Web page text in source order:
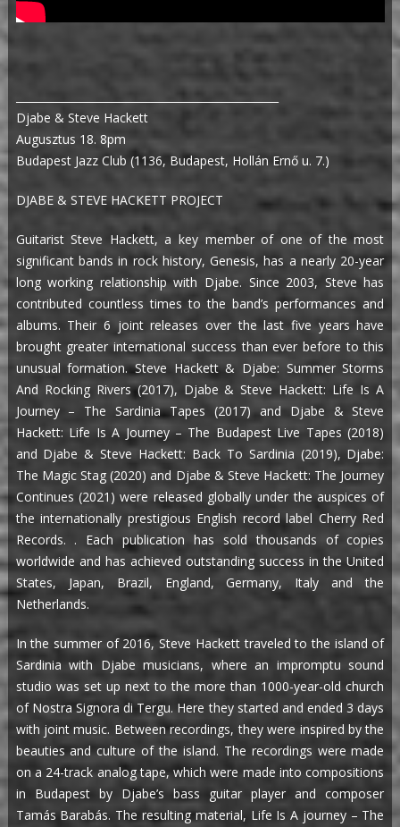
Djabe & Steve Hackett
Augusztus 18. 8pm
Budapest Jazz Club (1136, Budapest, Hollán Ernő u. 7.)
DJABE & STEVE HACKETT PROJECT
Guitarist Steve Hackett, a key member of one of the most
significant bands in rock history, Genesis, has a nearly 20-year
long working relationship with Djabe. Since 2003, Steve has
contributed countless times to the band’s performances and
albums. Their 6 joint releases over the last five years have
brought greater international success than ever before to this
unusual formation. Steve Hackett & Djabe: Summer Storms
And Rocking Rivers (2017), Djabe & Steve Hackett: Life Is A
Journey – The Sardinia Tapes (2017) and Djabe & Steve
Hackett: Life Is A Journey – The Budapest Live Tapes (2018)
and Djabe & Steve Hackett: Back To Sardinia (2019), Djabe:
The Magic Stag (2020) and Djabe & Steve Hackett: The Journey
Continues (2021) were released globally under the auspices of
the internationally prestigious English record label Cherry Red
Records. . Each publication has sold thousands of copies
worldwide and has achieved outstanding success in the United
States, Japan, Brazil, England, Germany, Italy and the
Netherlands.
In the summer of 2016, Steve Hackett traveled to the island of
Sardinia with Djabe musicians, where an impromptu sound
studio was set up next to the more than 1000-year-old church
of Nostra Signora di Tergu. Here they started and ended 3 days
with joint music. Between recordings, they were inspired by the
beauties and culture of the island. The recordings were made
on a 24-track analog tape, which were made into compositions
in Budapest by Djabe’s bass guitar player and composer
Tamás Barabás. The resulting material, Life Is A journey – The